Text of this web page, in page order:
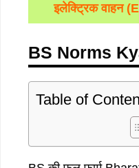
इलेक्ट्रिक वाहन
BS Norms
Table of